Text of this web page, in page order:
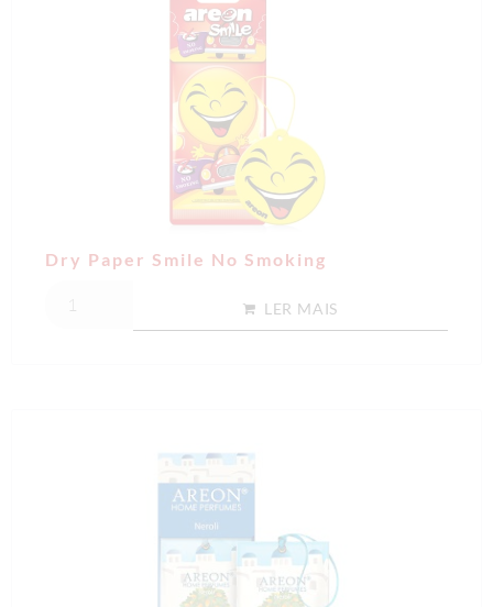
Dry Paper Smile No Smoking
LER MAIS